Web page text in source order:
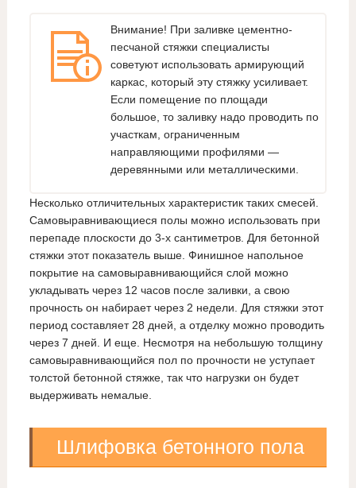
Внимание! При заливке цементно-
песчаной стяжки специалисты
советуют использовать армирующий
каркас, который эту стяжку усиливает.
Если помещение по площади
большое, то заливку надо проводить по
участкам, ограниченным
направляющими профилями —
деревянными или металлическими.
Несколько отличительных характеристик таких смесей.
Самовыравнивающиеся полы можно использовать при
перепаде плоскости до 3-х сантиметров. Для бетонной
стяжки этот показатель выше. Финишное напольное
покрытие на самовыравнивающийся слой можно
укладывать через 12 часов после заливки, а свою
прочность он набирает через 2 недели. Для стяжки этот
период составляет 28 дней, а отделку можно проводить
через 7 дней. И еще. Несмотря на небольшую толщину
самовыравнивающийся пол по прочности не уступает
толстой бетонной стяжке, так что нагрузки он будет
выдерживать немалые.
Шлифовка бетонного пола